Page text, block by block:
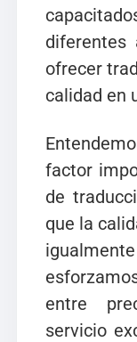
diferentes
ofrecer
calidad en
factor
de
que la
entre
servicio